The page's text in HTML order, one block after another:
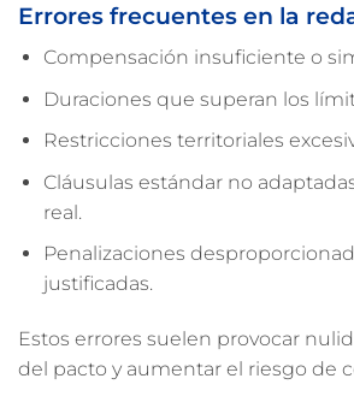
Errores frecuentes en la
Compensación insuficiente o
Duraciones que superan los
Restricciones territoriales
Cláusulas estándar no
real.
Penalizaciones
justificadas.
Estos errores suelen provocar
del pacto y aumentar el riesgo de